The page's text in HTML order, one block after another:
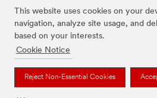
This website uses cookies on your
navigation, analyze site usage, and
based on your interests.
Cookie Notice
Reject Non-Essential Cookies
de 3M.